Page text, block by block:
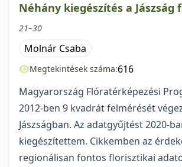
Néhány kiegészítés a Jászság
21–30
Molnár Csaba
Megtekintések száma:616
Magyarország Flóratérképezési
2012-ben 9 kvadrát felmérését
Jászságban. Az adatgyűjtést 2020-
kiegészítettem. Cikkemben az
regionáli­san fontos florisztikai